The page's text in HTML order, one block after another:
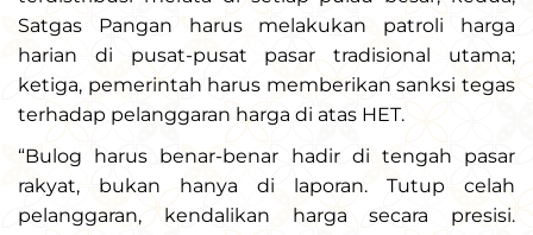
Satgas Pangan harus melakukan patroli harga
harian di pusat-pusat pasar tradisional utama;
ketiga, pemerintah harus memberikan sanksi tegas
terhadap pelanggaran harga di atas HET.
“Bulog harus benar-benar hadir di tengah pasar
rakyat, bukan hanya di laporan. Tutup celah
pelanggaran, kendalikan harga secara presisi.